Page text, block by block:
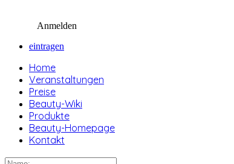
Anmelden
eintragen
Home
Veranstaltungen
Preise
Beauty-Wiki
Produkte
Beauty-Homepage
Kontakt